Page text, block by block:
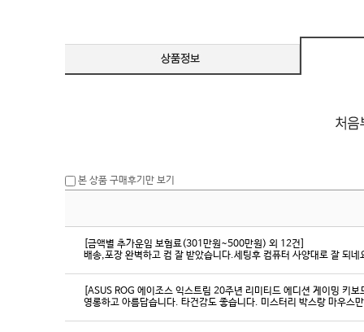
본 상품 구매후기만 보기
[금액별 추가운임 보험료(301만원~500만원) 외 12건]
배송,포장 완벽하고 컴 잘 받았습니다.세팅후 컴퓨터 사양대로 잘 되
[ASUS ROG 에이조스 익스트림 20주년 리미티드 에디션 게이밍 키
영롱하고 아름답습니다. 타건감도 좋습니다. 미스터리 박스랑 마우스